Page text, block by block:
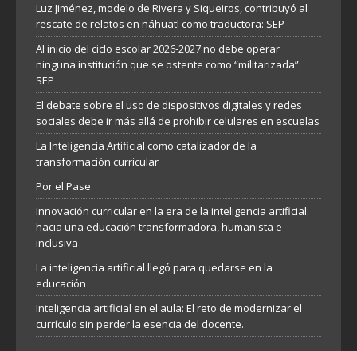
Luz Jiménez, modelo de Rivera y Siqueiros, contribuyó al
rescate de relatos en náhuatl como traductora: SEP
Al inicio del ciclo escolar 2026-2027 no debe operar
ninguna institución que se ostente como “militarizada”:
SEP
El debate sobre el uso de dispositivos digitales y redes
sociales debe ir más allá de prohibir celulares en escuelas
La Inteligencia Artificial como catalizador de la
transformación curricular
Por el Pase
Innovación curricular en la era de la inteligencia artificial:
hacia una educación transformadora, humanista e
inclusiva
La inteligencia artificial llegó para quedarse en la
educación
Inteligencia artificial en el aula: El reto de modernizar el
currículo sin perder la esencia del docente.